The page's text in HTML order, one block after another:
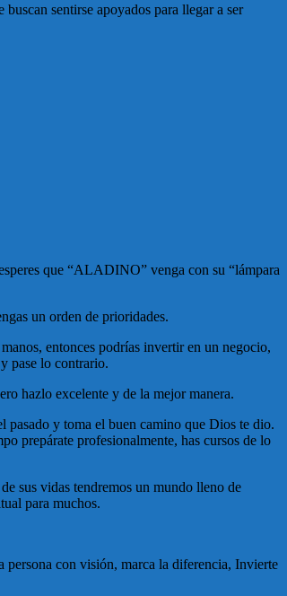
sentirse apoyados para llegar a ser
que “ALADINO” venga con su “lámpara
un orden de prioridades.
entonces podrías invertir en un negocio,
pase lo contrario.
hazlo excelente y de la mejor manera.
pasado y toma el buen camino que Dios te dio.
prepárate profesionalmente, has cursos de lo
sus vidas tendremos un mundo lleno de
para muchos.
persona con visión, marca la diferencia, Invierte